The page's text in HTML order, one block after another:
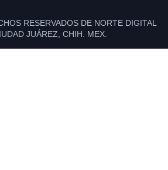
RESERVADOS DE NORTE DIGITAL
JUÁREZ, CHIH. MEX.